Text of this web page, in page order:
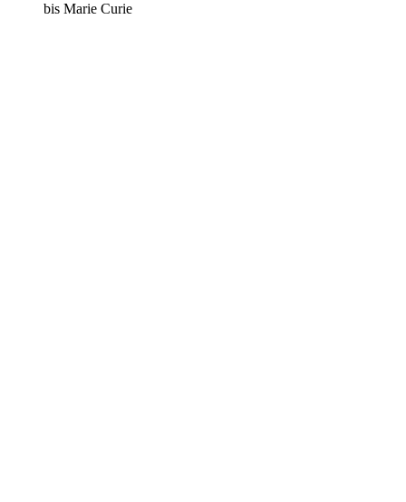
bis Marie Curie